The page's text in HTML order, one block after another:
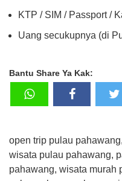
KTP / SIM / Passport /
Uang secukupnya (di
Bantu Share Ya Kak:
open trip pulau
wisata pulau pahawang,
pahawang, wisata murah